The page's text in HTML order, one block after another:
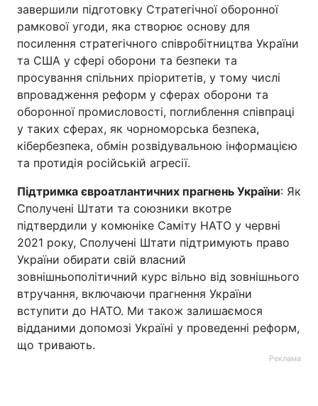
завершили підготовку Стратегічної оборонної
рамкової угоди, яка створює основу для
посилення стратегічного співробітництва України
та США у сфері оборони та безпеки та
просування спільних пріоритетів, у тому числі
впровадження реформ у сферах оборони та
оборонної промисловості, поглиблення співпраці
у таких сферах, як чорноморська безпека,
кібербезпека, обмін розвідувальною інформацією
та протидія російській агресії.
Підтримка євроатлантичних прагнень України: Як
Сполучені Штати та союзники вкотре
підтвердили у комюніке Саміту НАТО у червні
2021 року, Сполучені Штати підтримують право
України обирати свій власний
зовнішньополітичний курс вільно від зовнішнього
втручання, включаючи прагнення України
вступити до НАТО. Ми також залишаємося
відданими допомозі Україні у проведенні реформ,
що тривають.
Реклама